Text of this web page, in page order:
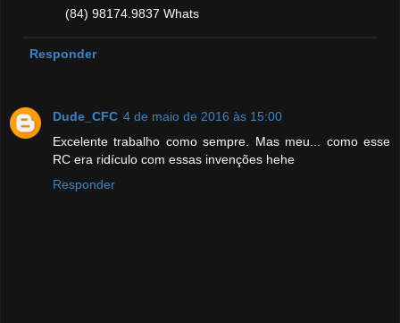
(84) 98174.9837 Whats
Responder
Dude_CFC 4 de maio de 2016 às 15:00
Excelente trabalho como sempre. Mas meu... como esse
RC era ridículo com essas invenções hehe
Responder